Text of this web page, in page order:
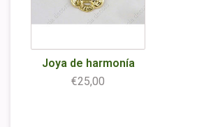
Joya de harmonía
€25,00